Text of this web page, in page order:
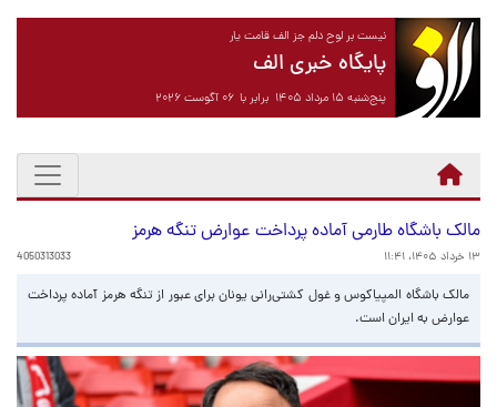
نیست بر لوح دلم جز الف قامت یار
پایگاه خبری الف
پنج‌شنبه ۱۵ مرداد ۱۴۰۵ برابر با ۰۶ آگوست ۲۰۲۶
مالک باشگاه طارمی آماده پرداخت عوارض تنگه هرمز
۱۳ خرداد ۱۴۰۵، ۱۱:۴۱ 4050313033
مالک باشگاه المپیاکوس و غول کشتی‌رانی یونان برای عبور از تنگه هرمز آماده پرداخت
عوارض به ایران است.